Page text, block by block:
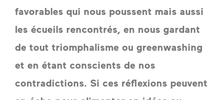
favorables qui nous poussent mais aussi
les écueils rencontrés, en nous gardant
de tout triomphalisme ou greenwashing
et en étant conscients de nos
contradictions. Si ces réflexions peuvent